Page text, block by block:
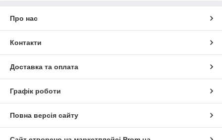
Про нас
Контакти
Доставка та оплата
Графік роботи
Повна версія сайту